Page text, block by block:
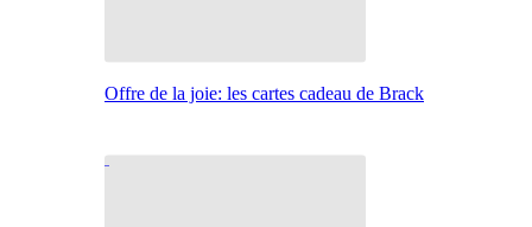
Offre de la joie: les cartes cadeau de Brack